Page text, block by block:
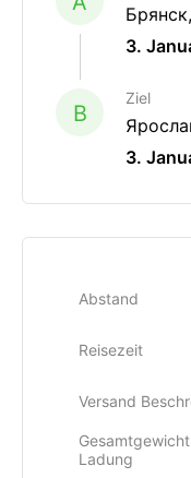
3.
B
Ziel
3.
Abstand
Reisezeit
Versand
Ladung